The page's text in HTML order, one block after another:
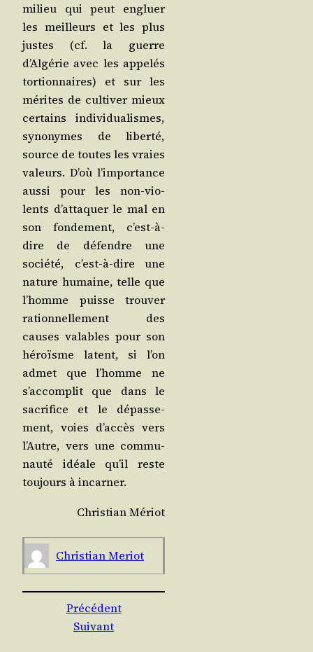
milieu qui peut engluer
les meilleurs et les plus
justes (cf. la guerre
d’Algérie avec les appe­lés
tor­tion­naires) et sur les
mérites de culti­ver mieux
cer­tains indi­vi­dua­lismes,
syno­nymes de liber­té,
source de toutes les vraies
valeurs. D’où l’importance
aus­si pour les non-vio­
lents d’attaquer le mal en
son fon­de­ment, c’est-à-
dire de défendre une
socié­té, c’est-à-dire une
nature humaine, telle que
l’homme puisse trou­ver
ration­nel­le­ment des
causes valables pour son
héroïsme latent, si l’on
admet que l’homme ne
s’accomplit que dans le
sacri­fice et le dépas­se­
ment, voies d’accès vers
l’Autre, vers une com­mu­
nau­té idéale qu’il reste
tou­jours à incarner.
Chris­tian Mériot
Chris­tian Meriot
Précédent
Suivant